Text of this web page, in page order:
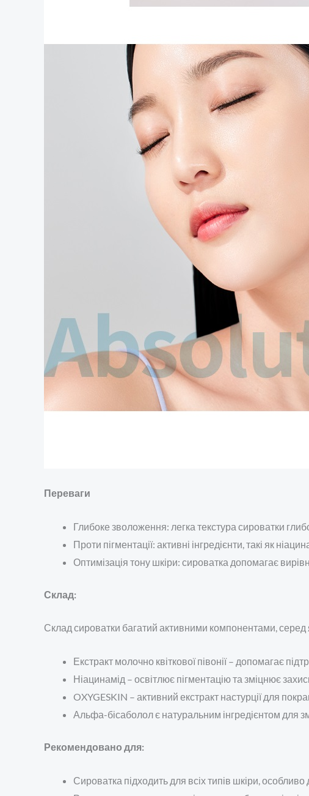
Переваги
Глибоке зволоження: легка текстура сироватки
Проти пігментації: активні інгредієнти, такі як
Оптимізація тону шкіри: сироватка допомагає
Склад:
Склад сироватки багатий активними компонентами, серед
Екстракт молочно квіткової півонії – допомагає
Ніацинамід – освітлює пігментацію та зміцнює
OXYGESKIN – активний екстракт настурції для
Альфа-бісаболол є натуральним інгредієнтом для
Рекомендовано для:
Сироватка підходить для всіх типів шкіри, особливо